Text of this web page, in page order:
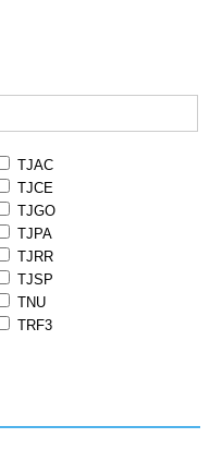
TJAC
TJCE
TJGO
TJPA
TJRR
TJSP
TNU
TRF3